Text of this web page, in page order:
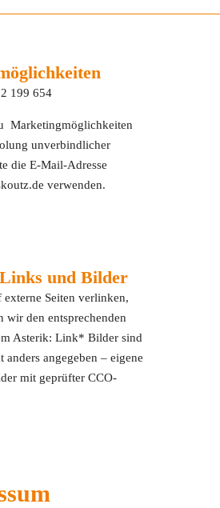
199 654
Marketingmöglichkeiten
unverbindlicher
die E-Mail-Adresse
verwenden.
und Bilder
externe Seiten verlinken,
wir den entsprechenden
Asterik: Link* Bilder sind
anders angegeben – eigene
mit geprüfter CCO-